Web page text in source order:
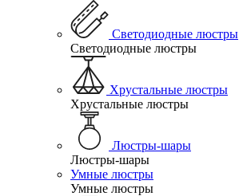
Светодиодные люстры
Светодиодные люстры
Хрустальные люстры
Хрустальные люстры
Люстры-шары
Люстры-шары
Умные люстры
Умные люстры